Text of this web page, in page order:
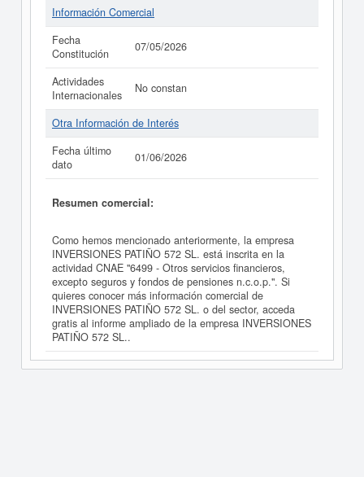
Información Comercial
Fecha
Constitución
07/05/2026
Actividades
Internacionales
No constan
Otra Información de Interés
Fecha último
dato
01/06/2026
Resumen comercial:
Como hemos mencionado anteriormente, la empresa
INVERSIONES PATIÑO 572 SL. está inscrita en la
actividad CNAE "6499 - Otros servicios financieros,
excepto seguros y fondos de pensiones n.c.o.p.". Si
quieres conocer más información comercial de
INVERSIONES PATIÑO 572 SL. o del sector, acceda
gratis al informe ampliado de la empresa INVERSIONES
PATIÑO 572 SL..